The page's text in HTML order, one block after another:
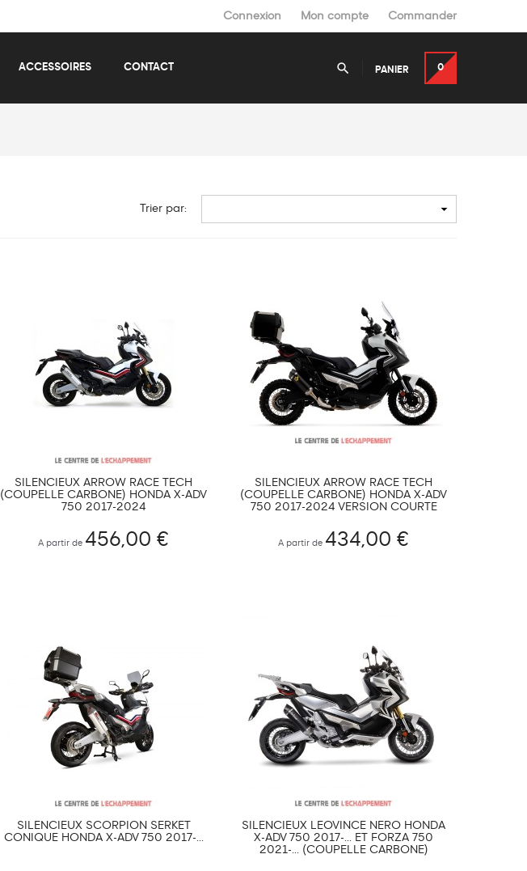
Connexion Mon compte Commander
ACCESSOIRES CONTACT PANIER 0

Trier par: 
SILENCIEUX ARROW RACE TECH
(COUPELLE CARBONE) HONDA X-ADV
750 2017-2024
A partir de 456,00 €
SILENCIEUX ARROW RACE TECH
(COUPELLE CARBONE) HONDA X-ADV
750 2017-2024 VERSION COURTE
A partir de 434,00 €
SILENCIEUX SCORPION SERKET
CONIQUE HONDA X-ADV 750 2017-...
SILENCIEUX LEOVINCE NERO HONDA
X-ADV 750 2017-... ET FORZA 750
2021-... (COUPELLE CARBONE)